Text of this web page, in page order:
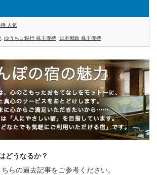
人気
ゆうちょ銀行 株主優待 日本郵政 株主優待
どうなるか？
らの過去記事をご参考ください。